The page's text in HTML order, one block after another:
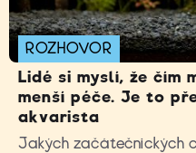
ROZHOVOR
Lidé si myslí, že čím
menší péče. Je to
akvarista
Jakých začátečnických